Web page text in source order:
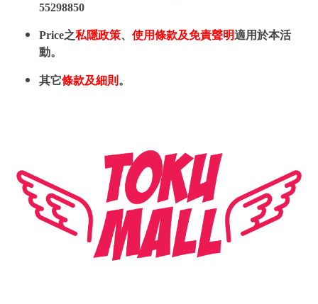
55298850
Price之私隱政策、 使用條款及免責聲明適用於本活
動。
其它條款及細則 。